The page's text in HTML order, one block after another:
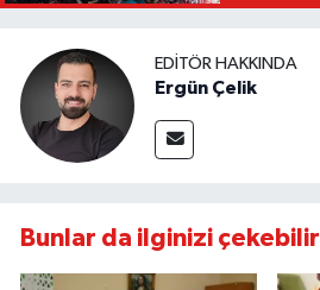
EDITÖR HAKKINDA
Ergün Çelik
Bunlar da ilginizi çekebilir